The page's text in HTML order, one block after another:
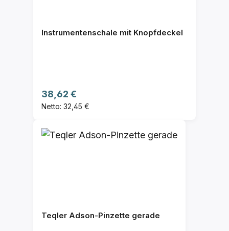
Instrumentenschale mit Knopfdeckel
Regulärer Preis:
38,62 €
Netto: 32,45 €
Teqler Adson-Pinzette gerade